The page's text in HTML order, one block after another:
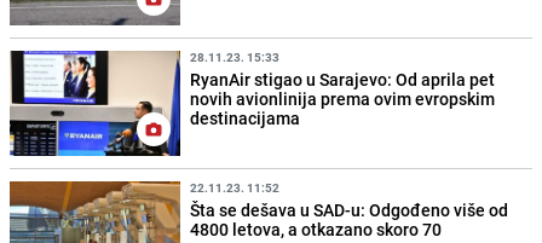
28.11.23. 15:33
RyanAir stigao u Sarajevo: Od aprila pet
novih avionlinija prema ovim evropskim
destinacijama
22.11.23. 11:52
Šta se dešava u SAD-u: Odgođeno više od
4800 letova, a otkazano skoro 70